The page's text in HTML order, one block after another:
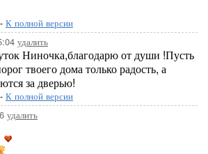
- К полной версии
удалить
Ниночка,благодарю от души !Пусть
твоего дома только радость, а
за дверью!
- К полной версии
удалить